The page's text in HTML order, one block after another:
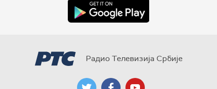
Радио Телевизија Србије